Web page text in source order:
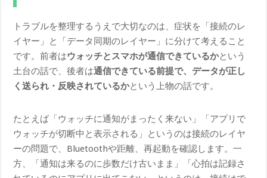
トラブルを整理するうえで大切なのは、症状を「接続のレ
イヤー」と「データ同期のレイヤー」に分けて考えること
です。前者はウォッチとスマホが通信できているかという
土台の話で、後者は通信できている前提で、データが正し
く送られ・反映されているかという上物の話です。
たとえば「ウォッチに通知がまったく来ない」「アプリで
ウォッチが切断中と表示される」というのは接続のレイヤ
ーの問題で、Bluetoothや距離、再起動を確認します。一
方、「通知は来るのに歩数だけ古いまま」「心拍は記録さ